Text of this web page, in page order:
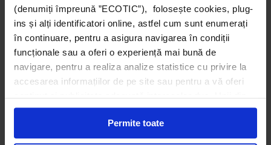
(denumiți împreună ”ECOTIC”), folosește cookies, plug-
ins și alți identificatori online, astfel cum sunt enumerați
în continuare, pentru a asigura navigarea în condiții
funcționale sau a oferi o experiență mai bună de
navigare, pentru a realiza analize statistice cu privire la
accesarea informațiilor de pe site sau pentru a vă oferi
conținut și publicitate adecvată intereselor dvs. Unii din
acești identificatori online sunt plasați de către ECOTIC
(cookie-uri primare), alții sunt cookie-uri dintr-un domeniu
diferit de domeniul site-ului web pe care îl vizitați (cookie-
Permite toate